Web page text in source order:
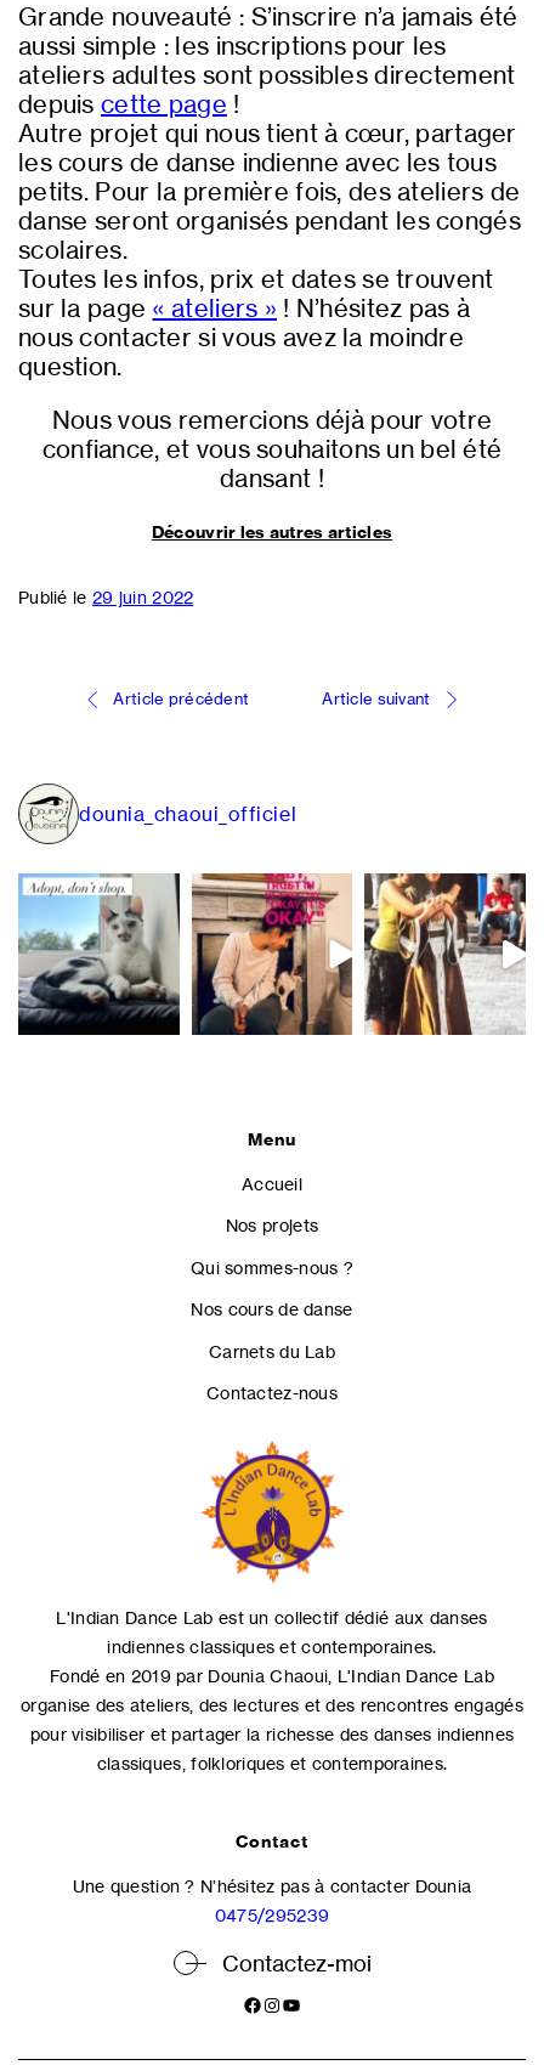
Grande nouveauté : S’inscrire n’a jamais été
aussi simple : les inscriptions pour les
ateliers adultes sont possibles directement
depuiscette page !
Autre projet qui nous tient à cœur, partager
les cours de danse indienne avec les tous
petits. Pour la première fois, des ateliers de
danse seront organisés pendant les congés
scolaires.
Toutes les infos, prix et dates se trouvent
sur la page « ateliers » ! N’hésitez pas à
nous contacter si vous avez la moindre
question.
Nous vous remercions déjà pour votre
confiance, et vous souhaitons un bel été
dansant !
Découvrir les autres articles
Publié le 29 juin 2022
Navigation
l’article
Article précédent Article suivant
dounia_chaoui_officiel
Menu
Accueil
Nos projets
Qui sommes-nous ?
Nos cours de danse
Carnets du Lab
Contactez-nous
L'Indian Dance Lab est un collectif dédié aux danses
indiennes classiques et contemporaines.
Fondé en 2019 par Dounia Chaoui, L'Indian Dance Lab
organise des ateliers, des lectures et des rencontres engagés
pour visibiliser et partager la richesse des danses indiennes
classiques, folkloriques et contemporaines.
Contact
Une question ? N’hésitez pas à contacter Dounia
0475/295239
Contactez-moi
Facebook
Instagram
YouTube